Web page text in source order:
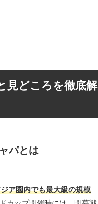
見どころを徹底解
パとは
ア圏内でも最大級の規模